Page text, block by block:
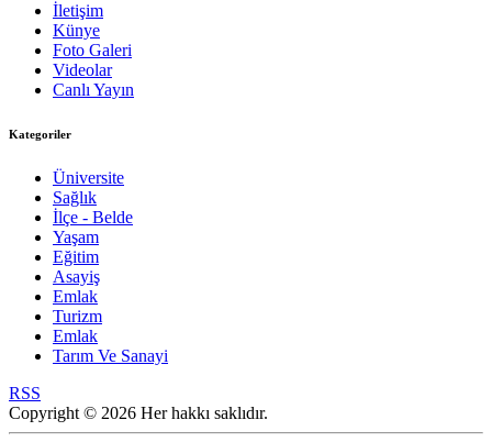
İletişim
Künye
Foto Galeri
Videolar
Canlı Yayın
Kategoriler
Üniversite
Sağlık
İlçe - Belde
Yaşam
Eğitim
Asayiş
Emlak
Turizm
Emlak
Tarım Ve Sanayi
RSS
Copyright © 2026 Her hakkı saklıdır.